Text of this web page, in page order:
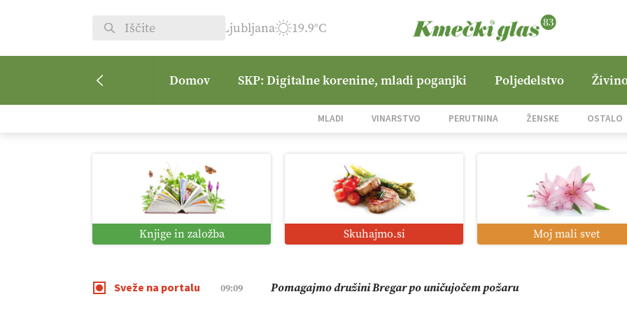
Ljubljana 19.9°C
Domov SKP: Digitalne korenine, mladi poganjki Poljedelstvo
MLADI VINARSTVO PERUTNINA ŽENSKE OSTALO
Knjige in založba Skuhajmo.si Moj mali svet
Sveže na portalu
08:50 Vrt Dvorjane Hills
01:38 Digitalno od satelita do prašičjega korita
12:11 Digitalizacija z GPS navigacijo in avtonomnimi sistemi
09:09 Pomagajmo družini Bregar po uničujočem požaru